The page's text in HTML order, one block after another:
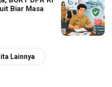
Biar Masa
Lainnya